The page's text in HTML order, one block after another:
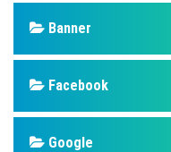
Banner
Facebook
Google